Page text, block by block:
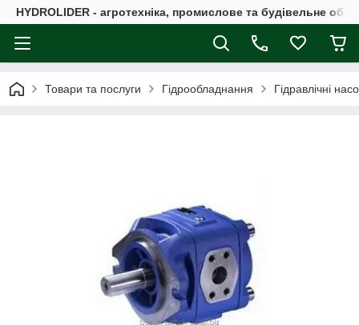
HYDROLIDER - агротехніка, промислове та будівельне
Товари та послуги Гідрообладнання Гідравлічні